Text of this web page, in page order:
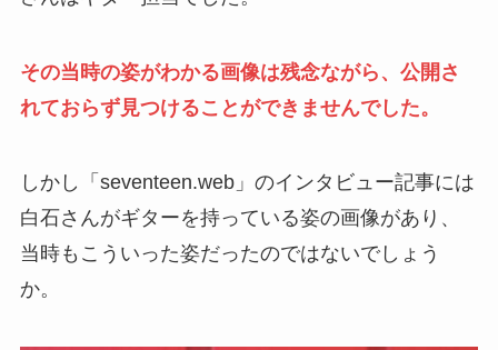
その当時の姿がわかる画像は残念ながら、公開さ
れておらず見つけることができませんでした。
しかし「seventeen.web」のインタビュー記事には
白石さんがギターを持っている姿の画像があり、
当時もこういった姿だったのではないでしょう
か。